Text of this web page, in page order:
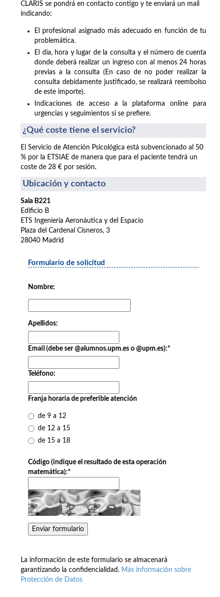
CLARIS se pondrá en contacto contigo y te enviará un mail
indicando:
El profesional asignado más adecuado en función de tu
problemática.
El día, hora y lugar de la consulta y el número de cuenta
donde deberá realizar un ingreso con al menos 24 horas
previas a la consulta (En caso de no poder realizar la
consulta debidamente justificado, se realizará reembolso
de este importe).
Indicaciones de acceso a la plataforma online para
urgencias y seguimientos si se prefiere.
¿Qué coste tiene el servicio?
El Servicio de Atención Psicológica está subvencionado al 50
% por la ETSIAE de manera que para el paciente tendrá un
coste de 28 € por sesión.
Ubicación y contacto
Sala B221
Edificio B
ETS Ingeniería Aeronáutica y del Espacio
Plaza del Cardenal Cisneros, 3
28040 Madrid
Formulario de solicitud
Nombre:
Apellidos:
Email (debe ser @alumnos.upm.es o @upm.es):*
Teléfono:
Franja horaria de preferible atención
de 9 a 12
de 12 a 15
de 15 a 18
Código (indique el resultado de esta operación
matemática):*
La información de este formulario se almacenará
garantizando la confidencialidad. Más información sobre
Protección de Datos